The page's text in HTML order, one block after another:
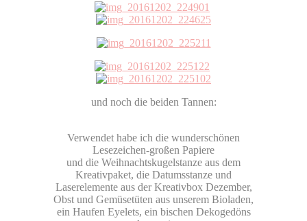
und noch die beiden Tannen:
Verwendet habe ich die wunderschönen
Lesezeichen-großen Papiere
und die Weihnachtskugelstanze aus dem
Kreativpaket, die Datumsstanze und
Laserelemente aus der Kreativbox Dezember,
Obst und Gemüsetüten aus unserem Bioladen,
ein Haufen Eyelets, ein bischen Dekogedöns